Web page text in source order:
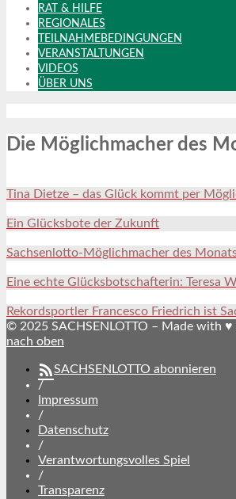
RAT & HILFE
REGIONALES
TEILNAHMEBEDINGUNGEN
VERANSTALTUNGEN
VIDEOS
ÜBER UNS
Die Möglichmacher des
Tina Dietze – das Glück kommt per
Ein Glücksbote der Zukunft
Sachsenlotto-Möglichmacher des
Eine echte Glücksbotschafterin: Teresa
Rekordsportler Francesco Friedrich ist
© 2025 SACHSENLOTTO – Made with ♥
nach oben
SACHSENLOTTO abonnieren
/
Impressum
/
Datenschutz
/
Verantwortungsvolles Spiel
/
Transparenz